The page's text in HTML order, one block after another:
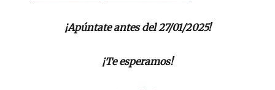
¡Apúntate antes del 27/01/2025!
¡Te esperamos!